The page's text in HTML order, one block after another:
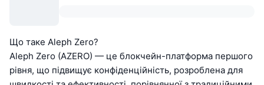
Що таке Aleph Zero?
Aleph Zero (AZERO) — це блокчейн-платформа першого
рівня, що підвищує конфіденційність, розроблена для